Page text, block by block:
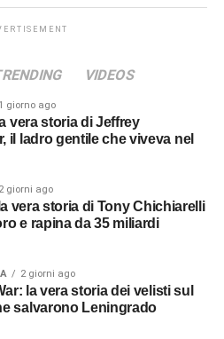
VIDEOS
1 giorno ago
il ladro gentile che viveva nel
2 giorni ago
e rapina da 35 miliardi
2 giorni ago
salvarono Leningrado